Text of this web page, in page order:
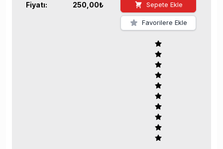
Fiyatı: 250,00₺ Sepete Ekle
Favorilere Ekle